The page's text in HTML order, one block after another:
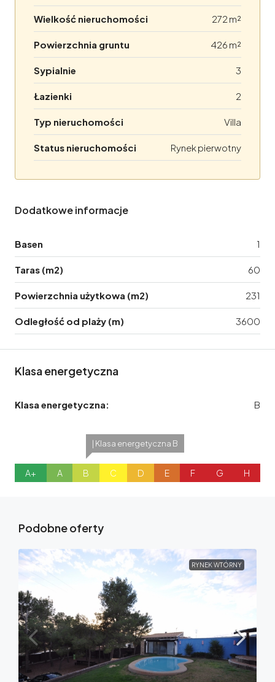
Wielkość nieruchomości 272 m²
Powierzchnia gruntu 426 m²
Sypialnie 3
Łazienki 2
Typ nieruchomości Villa
Status nieruchomości Rynek pierwotny
Dodatkowe informacje
Basen 1
Taras (m2) 60
Powierzchnia użytkowa (m2) 231
Odległość od plaży (m) 3600
Klasa energetyczna
Klasa energetyczna: B
A+ A
| Klasa energetyczna B
B C D E F G H
Podobne oferty
RYNEK WTÓRNY